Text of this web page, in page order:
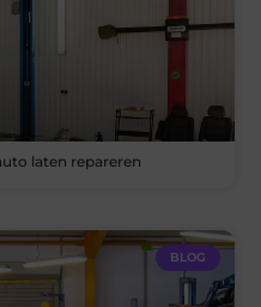
laten repareren
BLOG